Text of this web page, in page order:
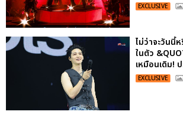
EXCLUSIVE
ไม่ว่าจะวันนี้
ในตัว
เหมือนเดิม!
EXCLUSIVE